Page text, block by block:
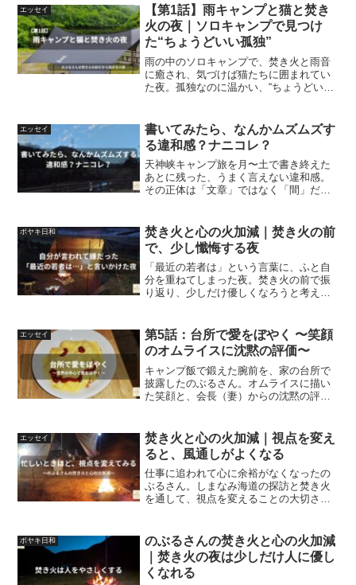
エッセイ
【第1話】雨キャンプと猫と焚き
火の夜｜ソロキャンプで見つけ
た“ちょうどいい孤独”
雨の中のソロキャンプで、焚き火と雨音
に癒され、気づけば猫たちに囲まれてい
た夜。孤独なのに温かい、“ちょうどいい
エッセイ
書いてみたら、なんかムズムズす
る違和感？ナニコレ？
天神峡キャンプ旅を月〜土で書き終えた
あとに残った、うまく言えない違和感。
その正体は「文章」ではなく「間」だっ
イ。
ボヤキ日和
焚き火と心の火加減｜焚き火の前
で、少し懺悔する夜
「最近の若者は」という言葉に、ふと自
分を重ねてしまった夜。焚き火の前で振
り返り、少しだけ優しくなろうと考えた
エッセイ
第5話：台所で愛をぼやく 〜笑顔
のオムライスに沈黙の評価〜
キャンプ飯で鍛えた腕前を、家の台所で
披露したのぶるさん。オムライスに描い
た笑顔と、会長（妻）からの沈黙の評価
エッセイ
焚き火と心の火加減｜視点を変え
ると、風通しがよくなる
仕事に追われて心に余裕がなくなったの
ぶるさん。しまなみ海道の探訪と焚き火
を通して、視点を変えることの大切さ
ボヤキ日和
のぶるさんの焚き火と心の火加減
｜焚き火の夜は少しだけ人に優し
くなれる